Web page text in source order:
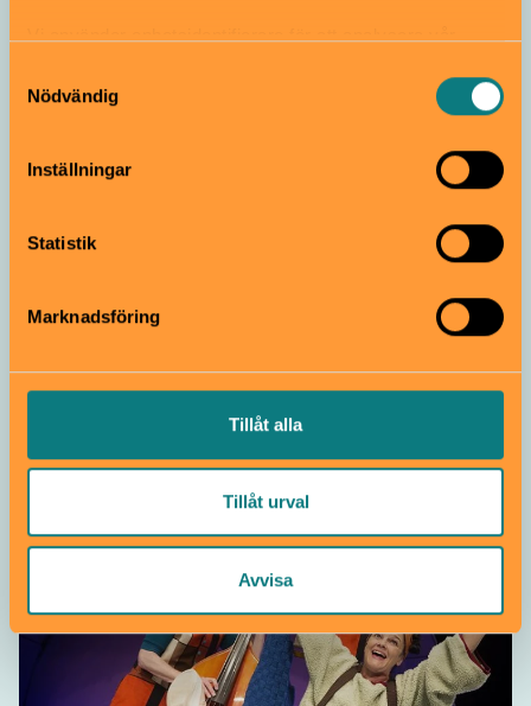
samt tillhandahålla funktioner för sociala medier. Vi
vidarebefordrar även sådana identifierare och annan
information från din enhet till de sociala medier och
annons- och analysföretag som vi samarbetar med.
information som du har tillhandahållit eller som de har
Nödvändig
Inställningar
Statistik
Marknadsföring
Tillåt alla
Tillåt urval
Avvisa
17 augusti Gratis
6–10 år
Dansa ut sommarlovet på bibblan! Det utlovas musik,
popcorn och dans bland böckerna! Klä dig gärna
festligt.
Stadsbiblioteket i Uppsala | Uppsala